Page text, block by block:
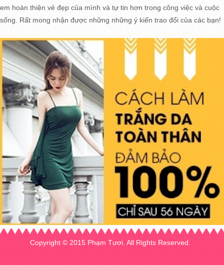
em hoàn thiện vẻ đẹp của mình và tự tin hơn trong công việc và cuộc
sống. Rất mong nhận được những những ý kiến trao đổi của các bạn!
Copyright © 2015 Phạm Tươi. All Rights Reserved.